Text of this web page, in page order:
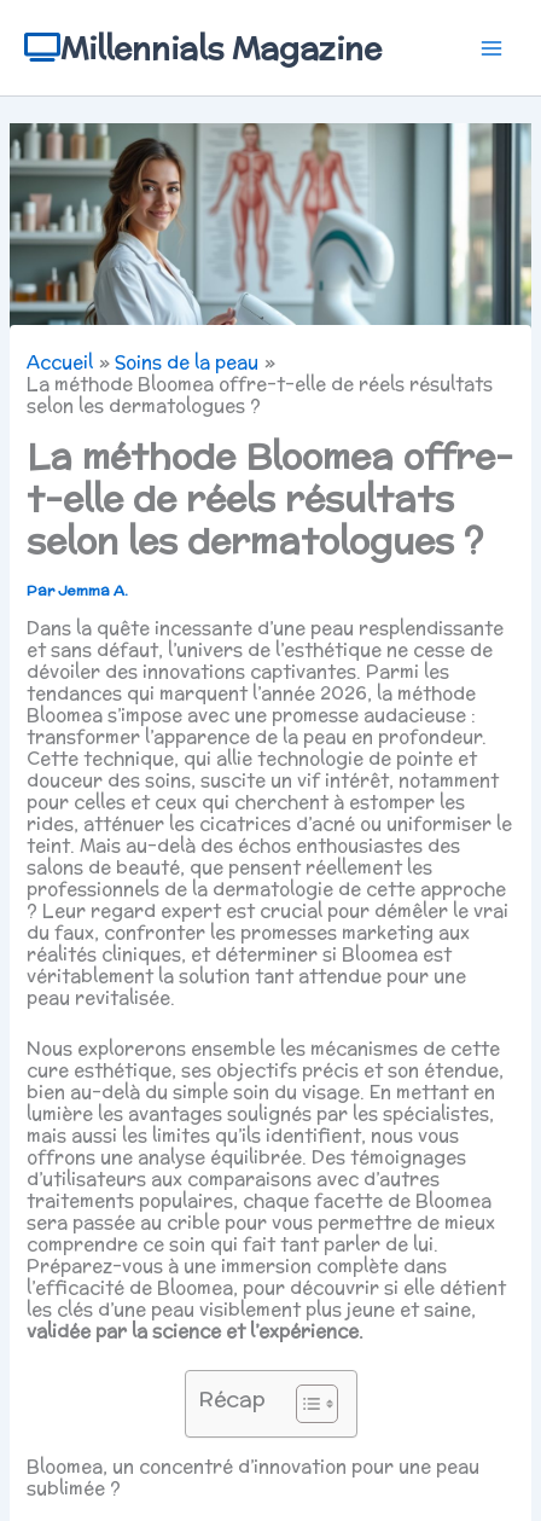
contenuMillennials Magazine
Accueil
Soins de la peau
La méthode Bloomea offre-t-elle de réels résultats
selon les dermatologues ?
La méthode Bloomea offre-
t-elle de réels résultats
selon les dermatologues ?
ParJemma A.
Dans la quête incessante d’une peau resplendissante
et sans défaut, l’univers de l’esthétique ne cesse de
dévoiler des innovations captivantes. Parmi les
tendances qui marquent l’année 2026, la méthode
Bloomea s’impose avec une promesse audacieuse :
transformer l’apparence de la peau en profondeur.
Cette technique, qui allie technologie de pointe et
douceur des soins, suscite un vif intérêt, notamment
pour celles et ceux qui cherchent à estomper les
rides, atténuer les cicatrices d’acné ou uniformiser le
teint. Mais au-delà des échos enthousiastes des
salons de beauté, que pensent réellement les
professionnels de la dermatologie de cette approche
? Leur regard expert est crucial pour démêler le vrai
du faux, confronter les promesses marketing aux
réalités cliniques, et déterminer si Bloomea est
véritablement la solution tant attendue pour une
peau revitalisée.
Nous explorerons ensemble les mécanismes de cette
cure esthétique, ses objectifs précis et son étendue,
bien au-delà du simple soin du visage. En mettant en
lumière les avantages soulignés par les spécialistes,
mais aussi les limites qu’ils identifient, nous vous
offrons une analyse équilibrée. Des témoignages
d’utilisateurs aux comparaisons avec d’autres
traitements populaires, chaque facette de Bloomea
sera passée au crible pour vous permettre de mieux
comprendre ce soin qui fait tant parler de lui.
Préparez-vous à une immersion complète dans
l’efficacité de Bloomea, pour découvrir si elle détient
les clés d’une peau visiblement plus jeune et saine,
validée par la science et l’expérience.
Récap
Bloomea, un concentré d’innovation pour une peau
sublimée ?